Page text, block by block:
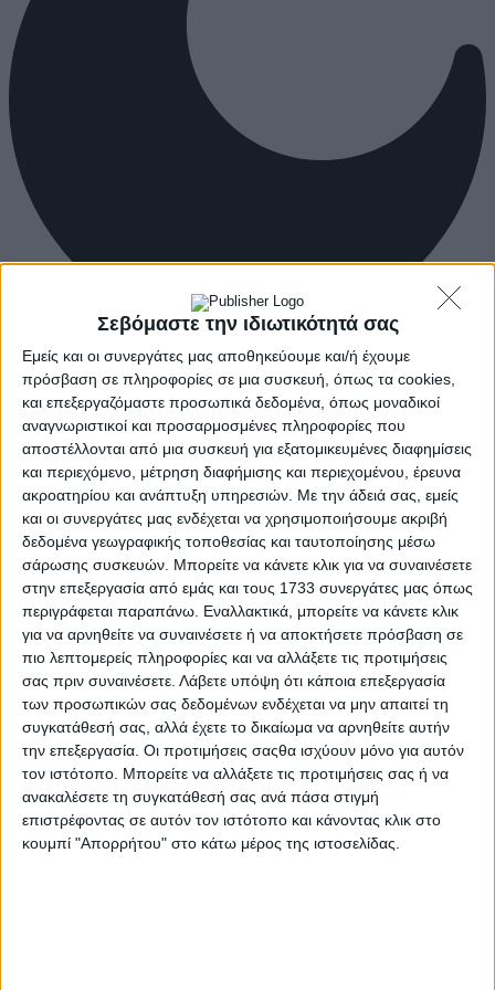
Σεβόμαστε την ιδιωτικότητά σας
Εμείς και οι συνεργάτες μας αποθηκεύουμε και/ή έχουμε
πρόσβαση σε πληροφορίες σε μια συσκευή, όπως τα cookies,
και επεξεργαζόμαστε προσωπικά δεδομένα, όπως μοναδικοί
αναγνωριστικοί και προσαρμοσμένες πληροφορίες που
αποστέλλονται από μια συσκευή για εξατομικευμένες διαφημίσεις
και περιεχόμενο, μέτρηση διαφήμισης και περιεχομένου, έρευνα
ακροατηρίου και ανάπτυξη υπηρεσιών. Με την άδειά σας, εμείς
και οι συνεργάτες μας ενδέχεται να χρησιμοποιήσουμε ακριβή
δεδομένα γεωγραφικής τοποθεσίας και ταυτοποίησης μέσω
σάρωσης συσκευών. Μπορείτε να κάνετε κλικ για να συναινέσετε
στην επεξεργασία από εμάς και τους 1733 συνεργάτες μας όπως
περιγράφεται παραπάνω. Εναλλακτικά, μπορείτε να κάνετε κλικ
για να αρνηθείτε να συναινέσετε ή να αποκτήσετε πρόσβαση σε
πιο λεπτομερείς πληροφορίες και να αλλάξετε τις προτιμήσεις
σας πριν συναινέσετε. Λάβετε υπόψη ότι κάποια επεξεργασία
των προσωπικών σας δεδομένων ενδέχεται να μην απαιτεί τη
συγκατάθεσή σας, αλλά έχετε το δικαίωμα να αρνηθείτε αυτήν
την επεξεργασία. Οι προτιμήσεις σαςθα ισχύουν μόνο για αυτόν
τον ιστότοπο. Μπορείτε να αλλάξετε τις προτιμήσεις σας ή να
ανακαλέσετε τη συγκατάθεσή σας ανά πάσα στιγμή
επιστρέφοντας σε αυτόν τον ιστότοπο και κάνοντας κλικ στο
κουμπί "Απορρήτου" στο κάτω μέρος της ιστοσελίδας.
Αρχική